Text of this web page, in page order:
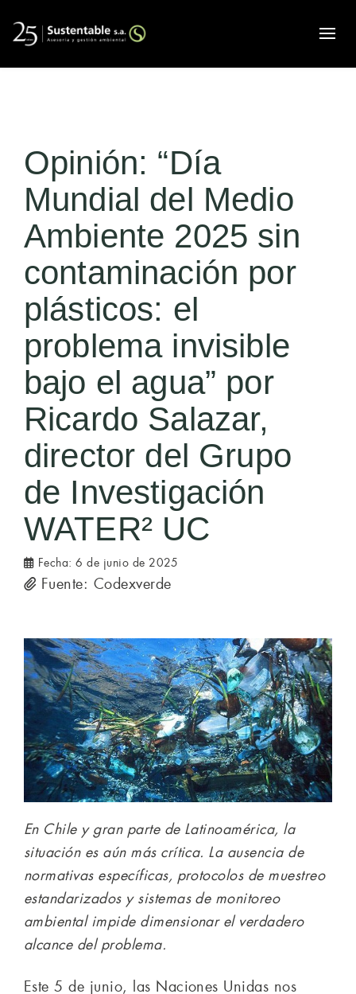
Opinión: “Día
Mundial del Medio
Ambiente 2025 sin
contaminación por
plásticos: el
problema invisible
bajo el agua” por
Ricardo Salazar,
director del Grupo
de Investigación
WATER² UC
Fecha:6 de junio de 2025
Fuente: Codexverde
En Chile y gran parte de Latinoamérica, la
situación es aún más crítica. La ausencia de
normativas específicas, protocolos de muestreo
estandarizados y sistemas de monitoreo
ambiental impide dimensionar el verdadero
alcance del problema.
Este 5 de junio, las Naciones Unidas nos